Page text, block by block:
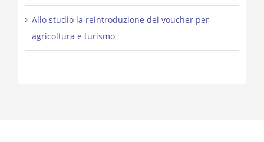
Allo studio la reintroduzione dei voucher per
agricoltura e turismo